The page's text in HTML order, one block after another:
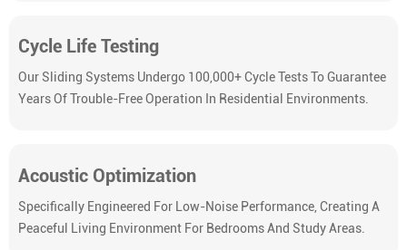
Cycle Life Testing
Our Sliding Systems Undergo 100,000+ Cycle Tests To Guarantee
Years Of Trouble-Free Operation In Residential Environments.
Acoustic Optimization
Specifically Engineered For Low-Noise Performance, Creating A
Peaceful Living Environment For Bedrooms And Study Areas.